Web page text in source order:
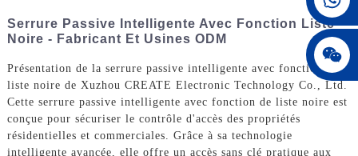
Serrure Passive Intelligente Avec Fonction Liste
Noire - Fabricant Et Usines ODM
Présentation de la serrure passive intelligente avec fonction de
liste noire de Xuzhou CREATE Electronic Technology Co., Ltd.
Cette serrure passive intelligente avec fonction de liste noire est
conçue pour sécuriser le contrôle d'accès des propriétés
résidentielles et commerciales. Grâce à sa technologie
intelligente avancée, elle offre un accès sans clé pratique aux